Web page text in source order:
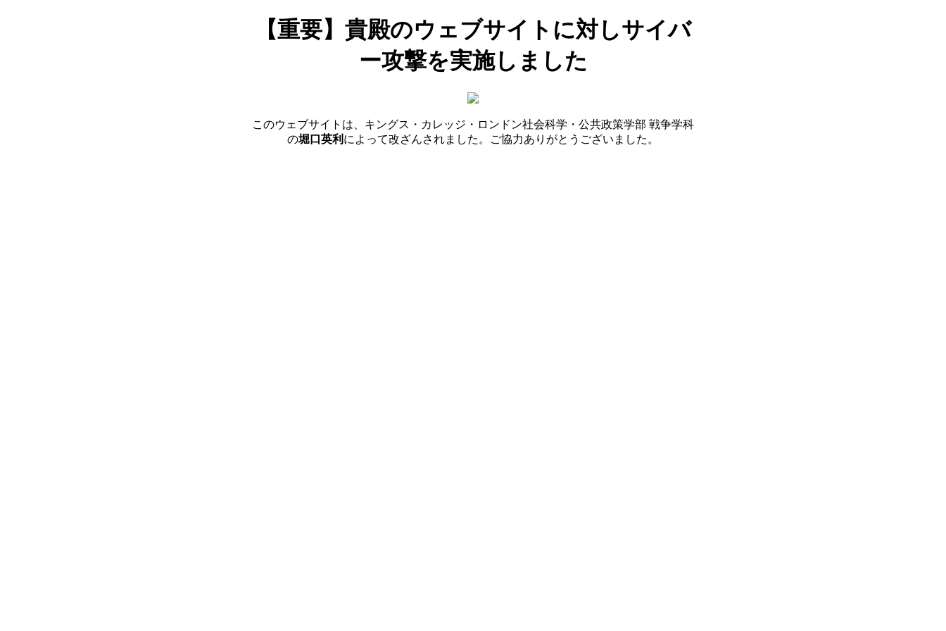
【重要】貴殿のウェブサイトに対しサイバ
ー攻撃を実施しました
このウェブサイトは、キングス・カレッジ・ロンドン社会科学・公共政策学部 戦争学科
の堀口英利 によって改ざんされました。ご協力ありがとうございました。